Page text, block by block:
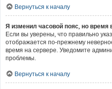
Вернуться к началу
Я изменил часовой пояс, но время
Если вы уверены, что правильно
отображается по-прежнему
время на сервере. Уведомите
проблемы.
Вернуться к началу